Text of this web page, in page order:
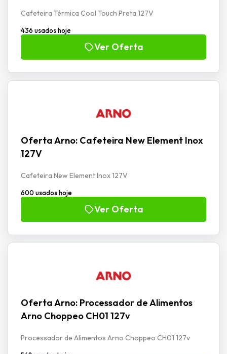
Cafeteira Térmica Cool Touch Preta 127V
436 usados hoje
Ver Oferta
Oferta Arno: Cafeteira New Element Inox
127V
Cafeteira New Element Inox 127V
600 usados hoje
Ver Oferta
Oferta Arno: Processador de Alimentos
Arno Choppeo CH01 127v
Processador de Alimentos Arno Choppeo CH01 127v